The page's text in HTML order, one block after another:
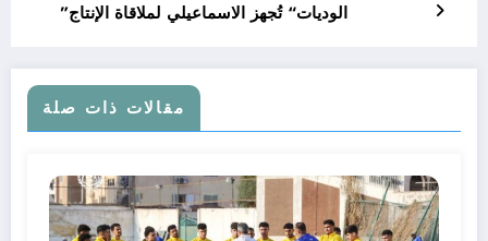
”الوديات“ تُجهز الاسماعيلي لملاقاة الإنتاج
مقالات ذات صلة